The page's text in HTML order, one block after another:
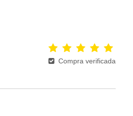
Compra verificada